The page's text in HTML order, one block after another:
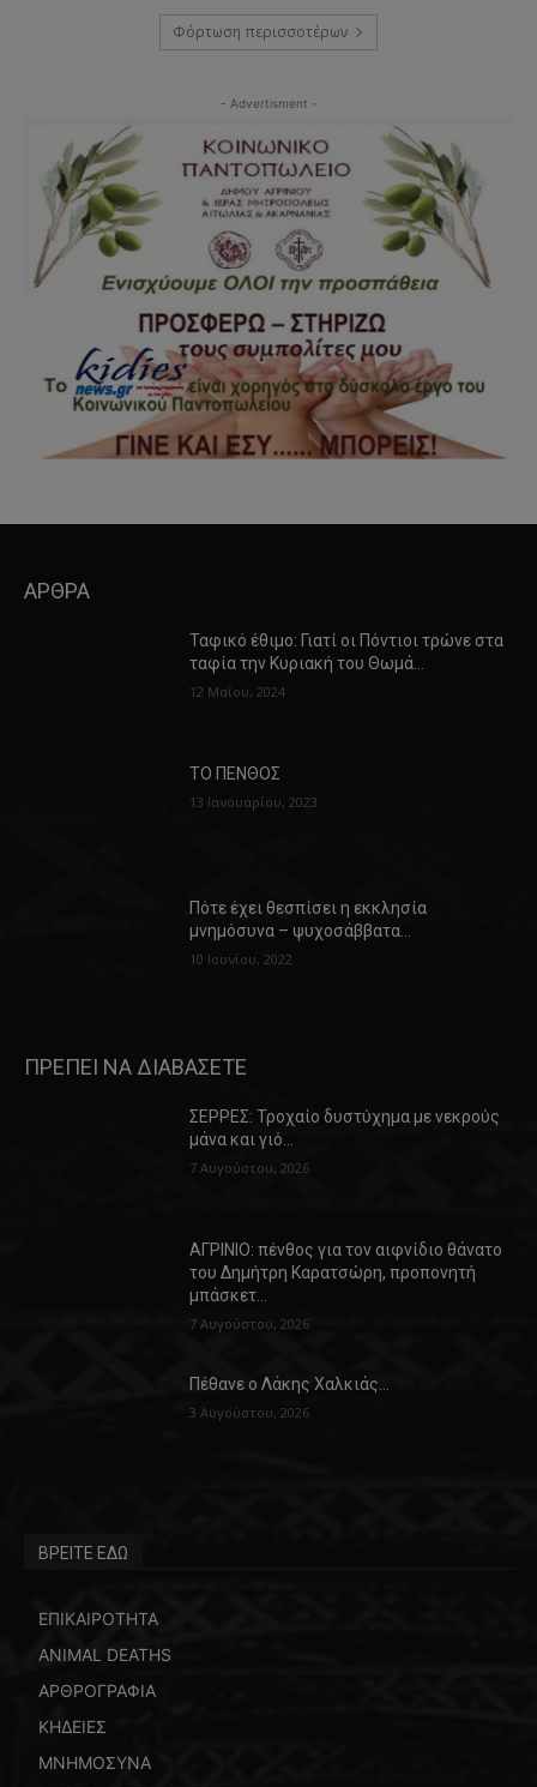
Φόρτωση περισσοτέρων
- Advertisment -
ΑΡΘΡΑ
Ταφικό έθιμο: Γιατί οι Πόντιοι τρώνε στα
ταφία την Κυριακή του Θωμά…
12 Μαΐου, 2024
ΤΟ ΠΕΝΘΟΣ
13 Ιανουαρίου, 2023
Πότε έχει θεσπίσει η εκκλησία
μνημόσυνα – ψυχοσάββατα…
10 Ιουνίου, 2022
ΠΡΕΠΕΙ ΝΑ ΔΙΑΒΑΣΕΤΕ
ΣΕΡΡΕΣ: Τροχαίο δυστύχημα με νεκρούς
μάνα και γιό…
7 Αυγούστου, 2026
ΑΓΡΙΝΙΟ: πένθος για τον αιφνίδιο θάνατο
του Δημήτρη Καρατσώρη, προπονητή
μπάσκετ…
7 Αυγούστου, 2026
Πέθανε ο Λάκης Χαλκιάς…
3 Αυγούστου, 2026
ΒΡΕΙΤΕ ΕΔΩ
ΕΠΙΚΑΙΡΟΤΗΤΑ
ANIMAL DEATHS
ΑΡΘΡΟΓΡΑΦΙΑ
ΚΗΔΕΙΕΣ
ΜΝΗΜΟΣΥΝΑ